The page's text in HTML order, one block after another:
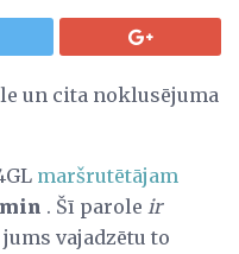
un cita noklusējuma
maršrutētājam
. Šī parole ir
vajadzētu to